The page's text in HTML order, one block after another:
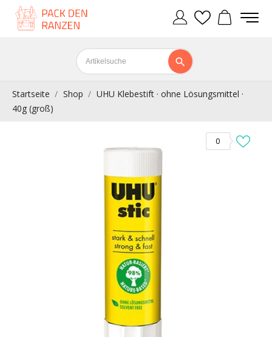
Startseite Shop
UHU Klebestift · ohne Lösungsmittel ·
40g (groß)
0